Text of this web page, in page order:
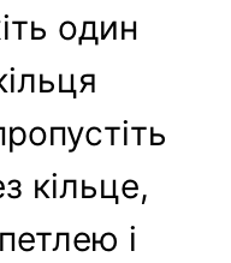
один
кільце,
і